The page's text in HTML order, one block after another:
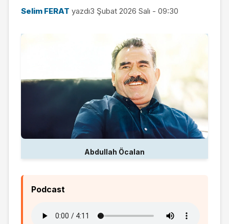
Selim FERAT yazdı3 Şubat 2026 Salı - 09:30
Abdullah Öcalan
Podcast